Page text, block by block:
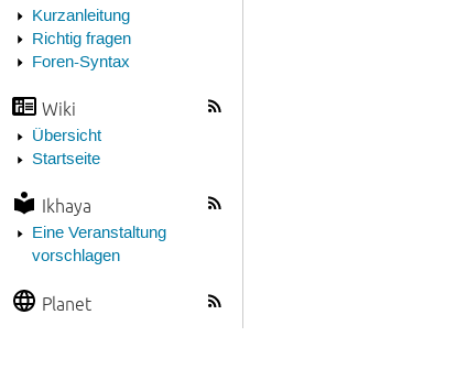
Kurzanleitung
Richtig fragen
Foren-Syntax
Wiki
Übersicht
Startseite
Ikhaya
Eine Veranstaltung
vorschlagen
Planet